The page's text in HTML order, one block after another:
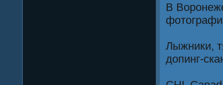
В
Лыжники,
допинг-